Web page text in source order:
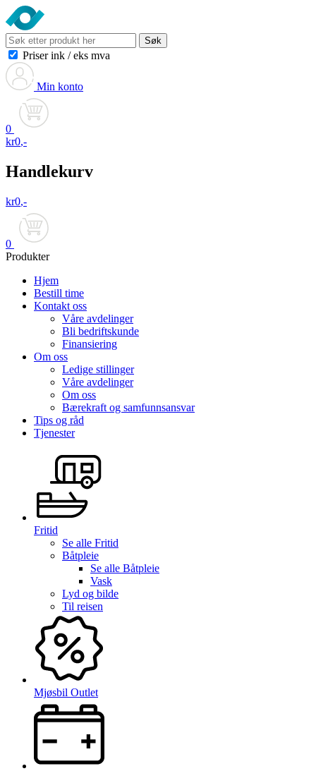
Søk
Priser ink / eks mva
Min konto
0
kr0,-
Handlekurv
kr0,-
0
Produkter
Hjem
Bestill time
Kontakt oss
Våre avdelinger
Bli bedriftskunde
Finansiering
Om oss
Ledige stillinger
Våre avdelinger
Om oss
Bærekraft og samfunnsansvar
Tips og råd
Tjenester
Fritid
Se alle Fritid
Båtpleie
Se alle Båtpleie
Vask
Lyd og bilde
Til reisen
Mjøsbil Outlet